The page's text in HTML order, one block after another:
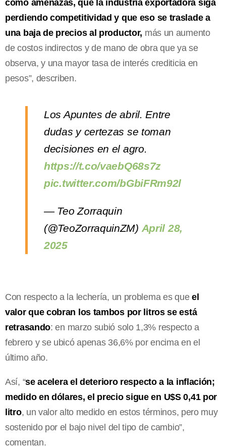
como amenazas, que la industria exportadora siga
perdiendo competitividad y que eso se traslade a
una baja de precios al productor, más un aumento
de costos indirectos y de mano de obra que ya se
observa, y una mayor tasa de interés crediticia en
pesos”, describen.
Los Apuntes de abril. Entre
dudas y certezas se toman
decisiones en el agro.
https://t.co/vaebQ68s7z
pic.twitter.com/bGbiFRm92l
— Teo Zorraquin
(@TeoZorraquinZM) April 28,
2025
Con respecto a la lechería, un problema es que el
valor que cobran los tambos por litros se está
retrasando: en marzo subió solo 1,3% respecto a
febrero y se ubicó apenas 36,6% por encima en el
último año.
Así, “se acelera el deterioro respecto a la inflación;
medido en dólares, el precio sigue en U$S 0,41 por
litro, un valor alto medido en estos términos, pero muy
sostenido por el bajo nivel del tipo de cambio”,
comentan.